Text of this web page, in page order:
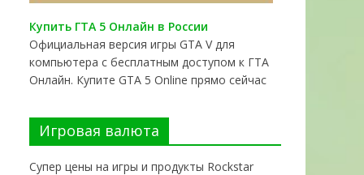
Купить ГТА 5 Онлайн в России
Официальная версия игры GTA V для
компьютера с бесплатным доступом к ГТА
Онлайн. Купите GTA 5 Online прямо сейчас
Игровая валюта
Супер цены на игры и продукты Rockstar